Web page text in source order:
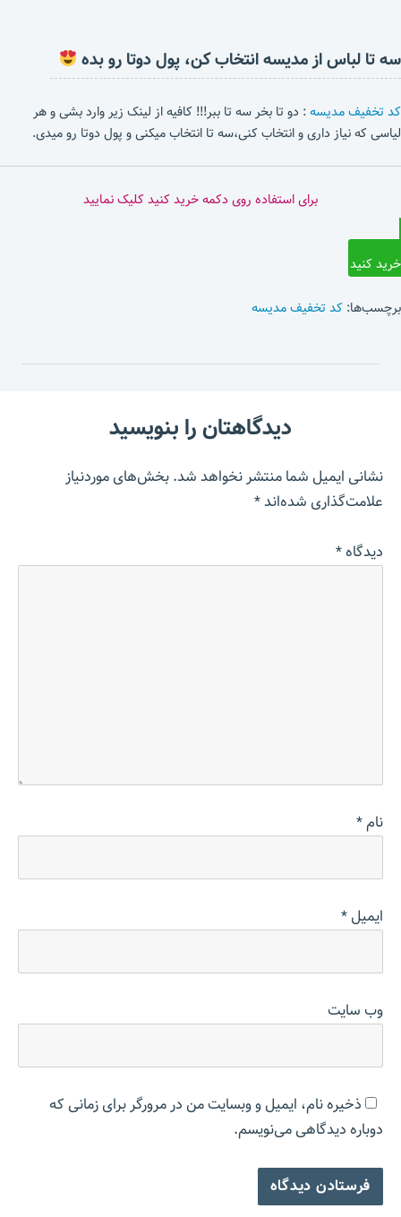
سه تا لباس از مدیسه انتخاب کن، پول دوتا رو بده
کد تخفیف مدیسه: دو تا بخر سه تا ببر!!! کافیه از لینک زیر وارد بشی و هر
لیاسی که نیاز داری و انتخاب کنی،سه تا انتخاب میکنی و پول دوتا رو میدی.
برای استفاده روی دکمه خرید کنید کلیک نمایید
خرید کنید
برچسب‌ها: کد تخفیف مدیسه
دیدگاهتان را بنویسید
نشانی ایمیل شما منتشر نخواهد شد.بخش‌های موردنیاز
علامت‌گذاری شده‌اند*
دیدگاه*
نام*
ایمیل*
وب‌ سایت
ذخیره نام، ایمیل و وبسایت من در مرورگر برای زمانی که
دوباره دیدگاهی می‌نویسم.